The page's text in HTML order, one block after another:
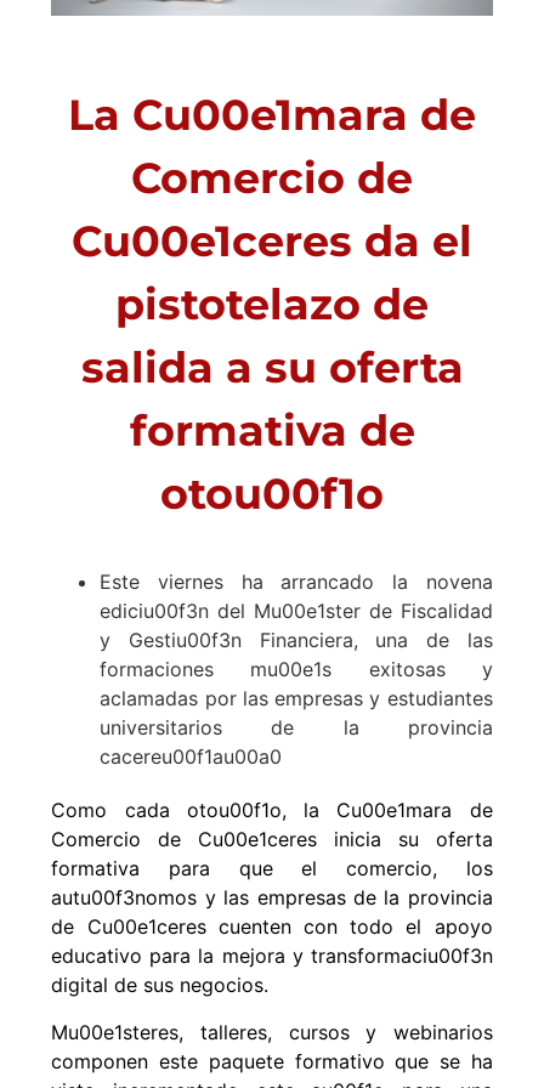
La Cu00e1mara de
Comercio de
Cu00e1ceres da el
pistotelazo de
salida a su oferta
formativa de
otou00f1o
ediciu00f3n del Mu00e1ster de Fiscalidad
y Gestiu00f3n Financiera, una de las
formaciones mu00e1s exitosas y
aclamadas por las empresas y estudiantes
universitarios de la provincia
cacereu00f1au00a0
Comercio de Cu00e1ceres inicia su oferta
formativa para que el comercio, los
autu00f3nomos y las empresas de la provincia
de Cu00e1ceres cuenten con todo el apoyo
educativo para la mejora y transformaciu00f3n
digital de sus negocios.
componen este paquete formativo que se ha
visto incrementado este au00f1o para una